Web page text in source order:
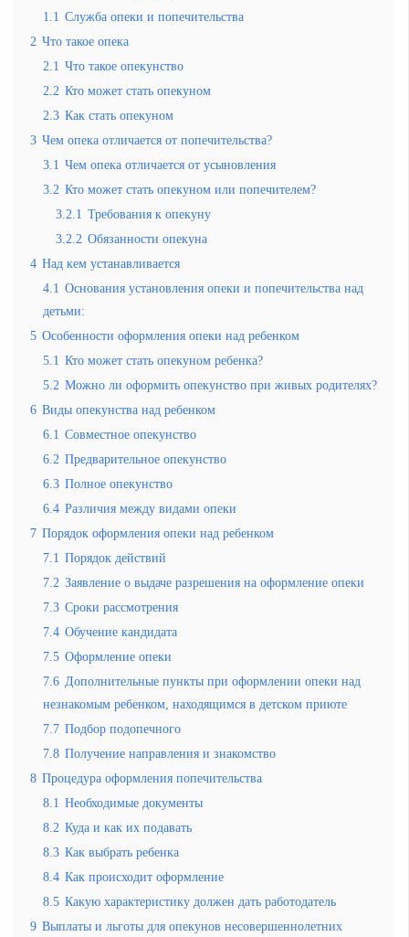
1.1 Служба опеки и попечительства
2 Что такое опека
2.1 Что такое опекунство
2.2 Кто может стать опекуном
2.3 Как стать опекуном
3 Чем опека отличается от попечительства?
3.1 Чем опека отличается от усыновления
3.2 Кто может стать опекуном или попечителем?
3.2.1 Требования к опекуну
3.2.2 Обязанности опекуна
4 Над кем устанавливается
4.1 Основания установления опеки и попечительства над
детьми:
5 Особенности оформления опеки над ребенком
5.1 Кто может стать опекуном ребенка?
5.2 Можно ли оформить опекунство при живых родителях?
6 Виды опекунства над ребенком
6.1 Совместное опекунство
6.2 Предварительное опекунство
6.3 Полное опекунство
6.4 Различия между видами опеки
7 Порядок оформления опеки над ребенком
7.1 Порядок действий
7.2 Заявление о выдаче разрешения на оформление опеки
7.3 Сроки рассмотрения
7.4 Обучение кандидата
7.5 Оформление опеки
7.6 Дополнительные пункты при оформлении опеки над
незнакомым ребенком, находящимся в детском приюте
7.7 Подбор подопечного
7.8 Получение направления и знакомство
8 Процедура оформления попечительства
8.1 Необходимые документы
8.2 Куда и как их подавать
8.3 Как выбрать ребенка
8.4 Как происходит оформление
8.5 Какую характеристику должен дать работодатель
9 Выплаты и льготы для опекунов несовершеннолетних